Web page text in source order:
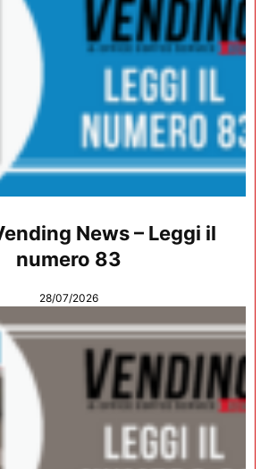
News – Leggi il
numero 83
28/07/2026